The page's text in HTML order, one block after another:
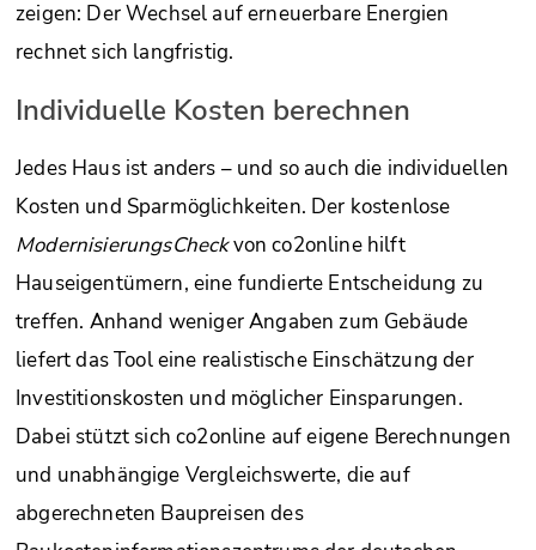
zeigen: Der Wechsel auf erneuerbare Energien
rechnet sich langfristig.
Individuelle Kosten berechnen
Jedes Haus ist anders – und so auch die individuellen
Kosten und Sparmöglichkeiten. Der kostenlose
ModernisierungsCheckvon co2online hilft
Hauseigentümern, eine fundierte Entscheidung zu
treffen. Anhand weniger Angaben zum Gebäude
liefert das Tool eine realistische Einschätzung der
Investitionskosten und möglicher Einsparungen.
Dabei stützt sich co2online auf eigene Berechnungen
und unabhängige Vergleichswerte, die auf
abgerechneten Baupreisen des